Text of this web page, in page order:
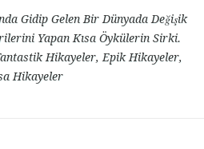
Gidip Gelen Bir Dünyada Değişik
Yapan Kısa Öykülerin Sirki.
Hikayeler, Epik Hikayeler,
Hikayeler